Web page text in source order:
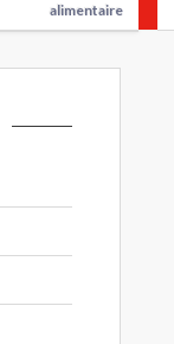
alimentaire